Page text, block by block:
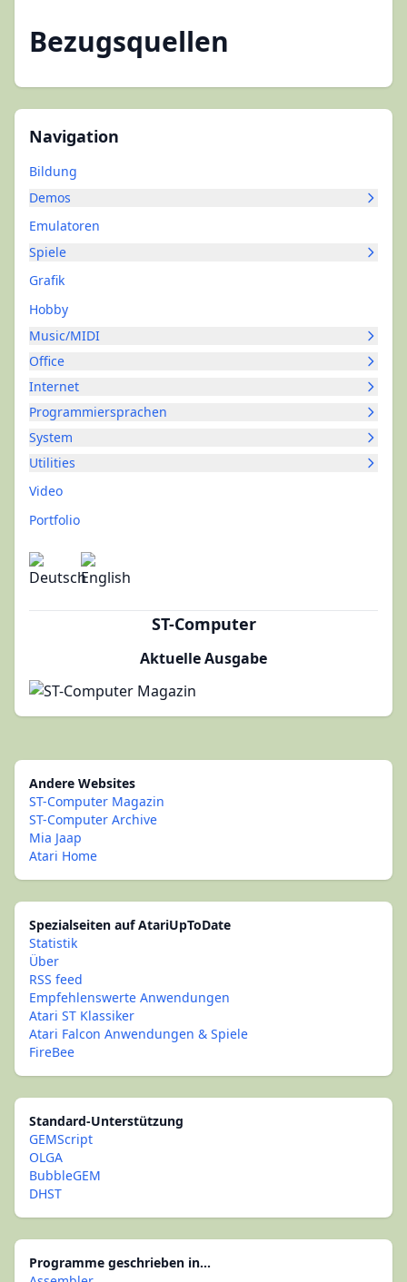
Navigation
Bildung
Demos
Emulatoren
Spiele
Grafik
Hobby
Music/MIDI
Office
Internet
Programmiersprachen
System
Utilities
Video
Portfolio
ST-Computer
Aktuelle Ausgabe
Bezugsquellen
Andere Websites
ST-Computer Magazin
ST-Computer Archive
Mia Jaap
Atari Home
Spezialseiten auf AtariUpToDate
Statistik
Über
RSS feed
Empfehlenswerte Anwendungen
Atari ST Klassiker
Atari Falcon Anwendungen & Spiele
FireBee
Standard-Unterstützung
GEMScript
OLGA
BubbleGEM
DHST
Programme geschrieben in...